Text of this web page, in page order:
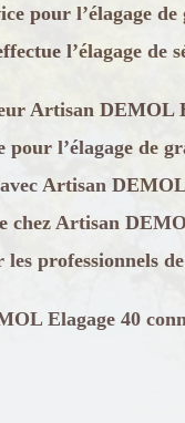
pour l’élagage de
l’élagage de
Artisan DEMOL
l’élagage de
Artisan
chez Artisan
professionnels
Elagage 40